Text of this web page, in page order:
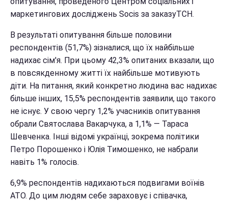
маркетингових досліджень Socis за заказуТСН.
В результаті опитування більше половини
респондентів (51,7%) зізналися, що їх найбільше
надихає сім'я. При цьому 42,3% опитаних вказали, що
в повсякденному житті їх найбільше мотивують
діти. На питання, який конкретно людина вас надихає
більше інших, 15,5% респондентів заявили, що такого
не існує. У свою чергу 1,2% учасників опитування
обрали Святослава Вакарчука, а 1,1% — Тараса
Шевченка. Інші відомі українці, зокрема політики
Петро Порошенко і Юлія Тимошенко, не набрали
навіть 1% голосів.
6,9% респондентів надихаються подвигами воїнів
АТО. До цим людям себе зараховує і співачка,